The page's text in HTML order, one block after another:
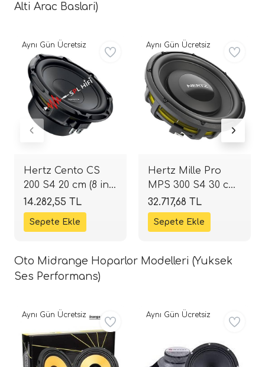
Alti Arac Baslari)
Hertz Cento CS
200 S4 20 cm (8 inç)
Subwoofer | 300W
4 Ohm | SPLHIFI
14.282,55 TL
Aynı Gün Ücretsiz
Hertz Mille Pro
MPS 300 S4 30 cm
(12 inç) Slim
Subwoofer | 1000W
4 Ohm | SPLHIFI
32.717,68 TL
Aynı Gün Ücretsiz
Oto Midrange Hoparlor Modelleri (Yuksek
Ses Performans)
Aynı Gün Ücretsiz Aynı Gün Ücretsiz